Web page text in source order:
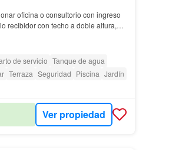
oficina o consultorio con ingreso
recibidor con techo a doble altura,
de servicio Tanque de agua
Terraza Seguridad Piscina Jardín
Ver propiedad